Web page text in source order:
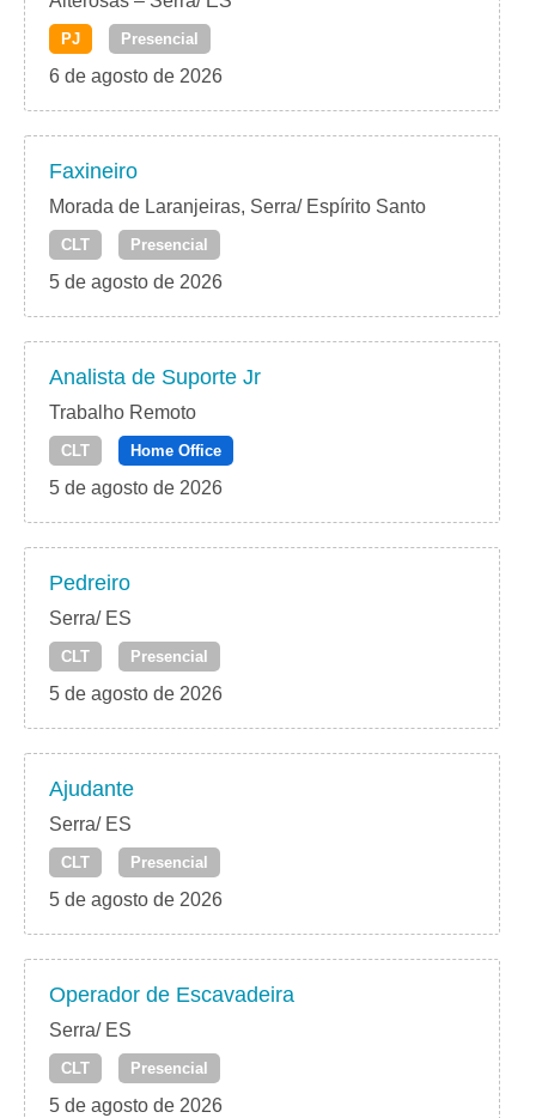
PJ Presencial
6 de agosto de 2026
Faxineiro
Morada de Laranjeiras, Serra/ Espírito Santo
CLT Presencial
5 de agosto de 2026
Analista de Suporte Jr
Trabalho Remoto
CLT Home Office
5 de agosto de 2026
Pedreiro
Serra/ ES
CLT Presencial
5 de agosto de 2026
Ajudante
Serra/ ES
CLT Presencial
5 de agosto de 2026
Operador de Escavadeira
Serra/ ES
CLT Presencial
5 de agosto de 2026